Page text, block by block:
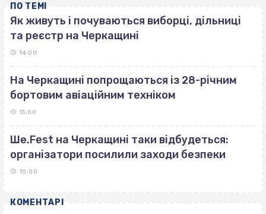
ПО ТЕМІ
Як живуть і почуваються виборці, дільниці
та реєстр на Черкащині
14:00
На Черкащині попрощаються із 28-річним
бортовим авіаційним техніком
13:00
Ше.Fest на Черкащині таки відбудеться:
організатори посилили заходи безпеки
10:00
КОМЕНТАРІ